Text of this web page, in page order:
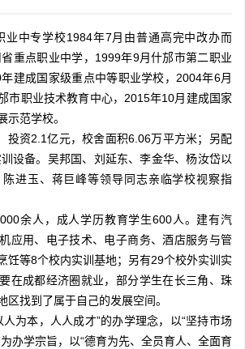
专学校1984年7月由普通高完中改办而
重点职业中学，1999年9月什邡市第二职业
建成国家级重点中等职业学校，2004年6月
市职业技术教育中心，2015年10月建成国家
示范学校。
投资2.1亿元，校舍面积6.06万平方米；另配
设备。吴邦国、刘延东、李金华、杨汝岱以
进玉、蒋巨峰等领导同志亲临学校视察指
余人，成人学历教育学生600人。建有汽
应用、电子技术、电子商务、酒店服务与管
饪等8个校内实训基地；另有29个校外实训实
在成都经济圈就业，部分学生在长三角、珠
区找到了属于自己的发展空间。
人为本，人人成才”的办学理念，以“坚持市场
办学宗旨，以“德育为先、全员育人、全面育